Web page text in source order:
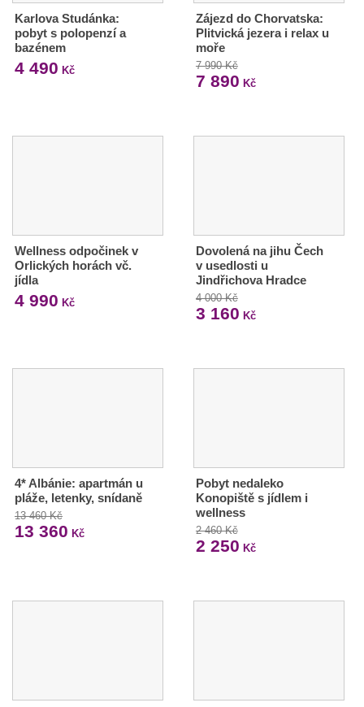
Karlova Studánka:
pobyt s polopenzí a
bazénem
4 490 Kč
Zájezd do Chorvatska:
Plitvická jezera i relax u
moře
7 990 Kč
7 890 Kč
Wellness odpočinek v
Orlických horách vč.
jídla
4 990 Kč
Dovolená na jihu Čech
v usedlosti u
Jindřichova Hradce
4 000 Kč
3 160 Kč
4* Albánie: apartmán u
pláže, letenky, snídaně
13 460 Kč
13 360 Kč
Pobyt nedaleko
Konopiště s jídlem i
wellness
2 460 Kč
2 250 Kč